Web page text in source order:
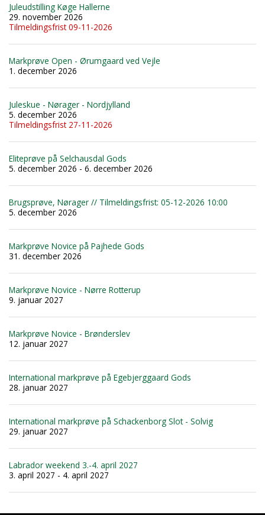
Juleudstilling Køge Hallerne
29. november 2026
Tilmeldingsfrist 09-11-2026
Markprøve Open - Ørumgaard ved Vejle
1. december 2026
Juleskue - Nørager - Nordjylland
5. december 2026
Tilmeldingsfrist 27-11-2026
Eliteprøve på Selchausdal Gods
5. december 2026 - 6. december 2026
Brugsprøve, Nørager // Tilmeldingsfrist: 05-12-2026 10:00
5. december 2026
Markprøve Novice på Pajhede Gods
31. december 2026
Markprøve Novice - Nørre Rotterup
9. januar 2027
Markprøve Novice - Brønderslev
12. januar 2027
International markprøve på Egebjerggaard Gods
28. januar 2027
International markprøve på Schackenborg Slot - Solvig
29. januar 2027
Labrador weekend 3.-4. april 2027
3. april 2027 - 4. april 2027